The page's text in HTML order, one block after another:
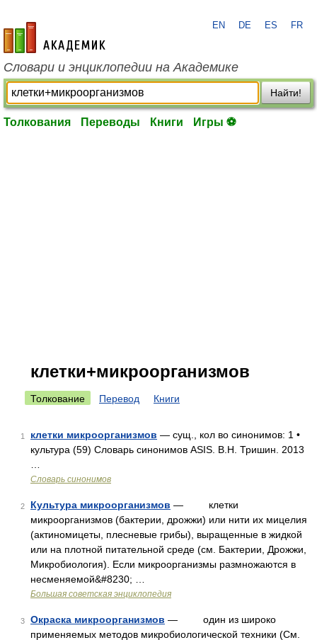
academic.ru
EN DE ES FR
Словари и энциклопедии на Академике
Найти!
Толкования Переводы Книги Игры ⚽
клетки+микроорганизмов
Толкование Перевод Книги
1 клетки микроорганизмов — сущ., кол во синонимов: 1 •
культура (59) Словарь синонимов ASIS. В.Н. Тришин. 2013
Словарь синонимов
2 Культура микроорганизмов — клетки
микроорганизмов (бактерии, дрожжи) или нити их мицелия
(актиномицеты, плесневые грибы), выращенные в жидкой
или на плотной питательной среде (см. Бактерии, Дрожжи,
Микробиология). Если микроорганизмы размножаются в
несменяемой&#8230; …
Большая советская энциклопедия
3 Окраска микроорганизмов — один из широко
применяемых методов микробиологической техники (См.